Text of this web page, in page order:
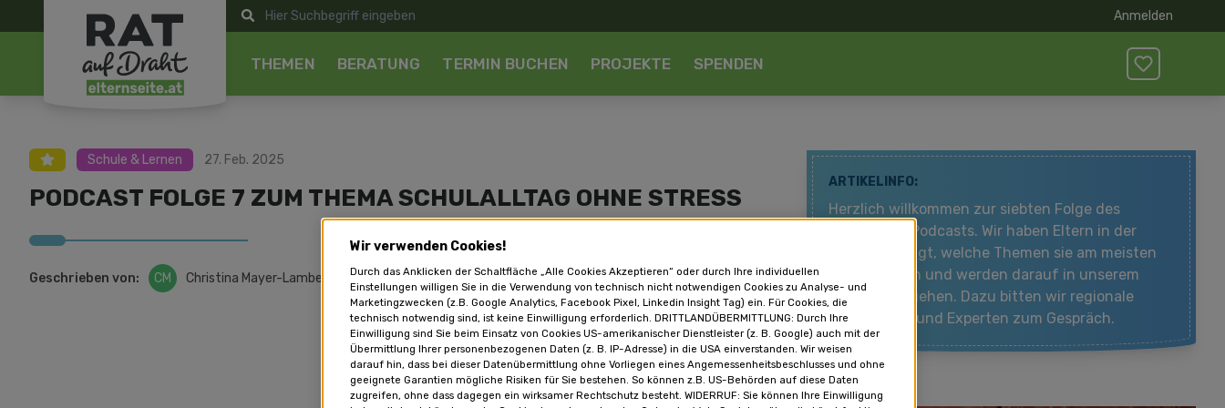
Anmelden
THEMEN BERATUNG TERMIN BUCHEN PROJEKTE SPENDEN
Schule & Lernen 27. Feb. 2025
PODCAST FOLGE 7 ZUM THEMA SCHULALLTAG OHNE STRESS
Geschrieben von: CM Christina Mayer-Lamberg
ARTIKELINFO:
Herzlich willkommen zur siebten Folge des
Elternseite-Podcasts. Wir haben Eltern in der
Region gefragt, welche Themen sie am meisten
beschäftigen und werden darauf in unserem
Podcast eingehen. Dazu bitten wir regionale
Expertinnen und Experten zum Gespräch.
Wir verwenden Cookies!
Durch das Anklicken der Schaltfläche „Alle Cookies Akzeptieren“ oder durch Ihre individuellen
Einstellungen willigen Sie in die Verwendung von technisch nicht notwendigen Cookies zu Analyse- und
Marketingzwecken (z.B. Google Analytics, Facebook Pixel, Linkedin Insight Tag) ein. Für Cookies, die
technisch notwendig sind, ist keine Einwilligung erforderlich. DRITTLANDÜBERMITTLUNG: Durch Ihre
Einwilligung sind Sie beim Einsatz von Cookies US-amerikanischer Dienstleister (z. B. Google) auch mit der
Übermittlung Ihrer personenbezogenen Daten (z. B. IP-Adresse) in die USA einverstanden. Wir weisen
darauf hin, dass bei dieser Datenübermittlung ohne Vorliegen eines Angemessenheitsbeschlusses und ohne
geeignete Garantien mögliche Risiken für Sie bestehen. So können z.B. US-Behörden auf diese Daten
zugreifen, ohne dass dagegen ein wirksamer Rechtschutz besteht. WIDERRUF: Sie können Ihre Einwilligung